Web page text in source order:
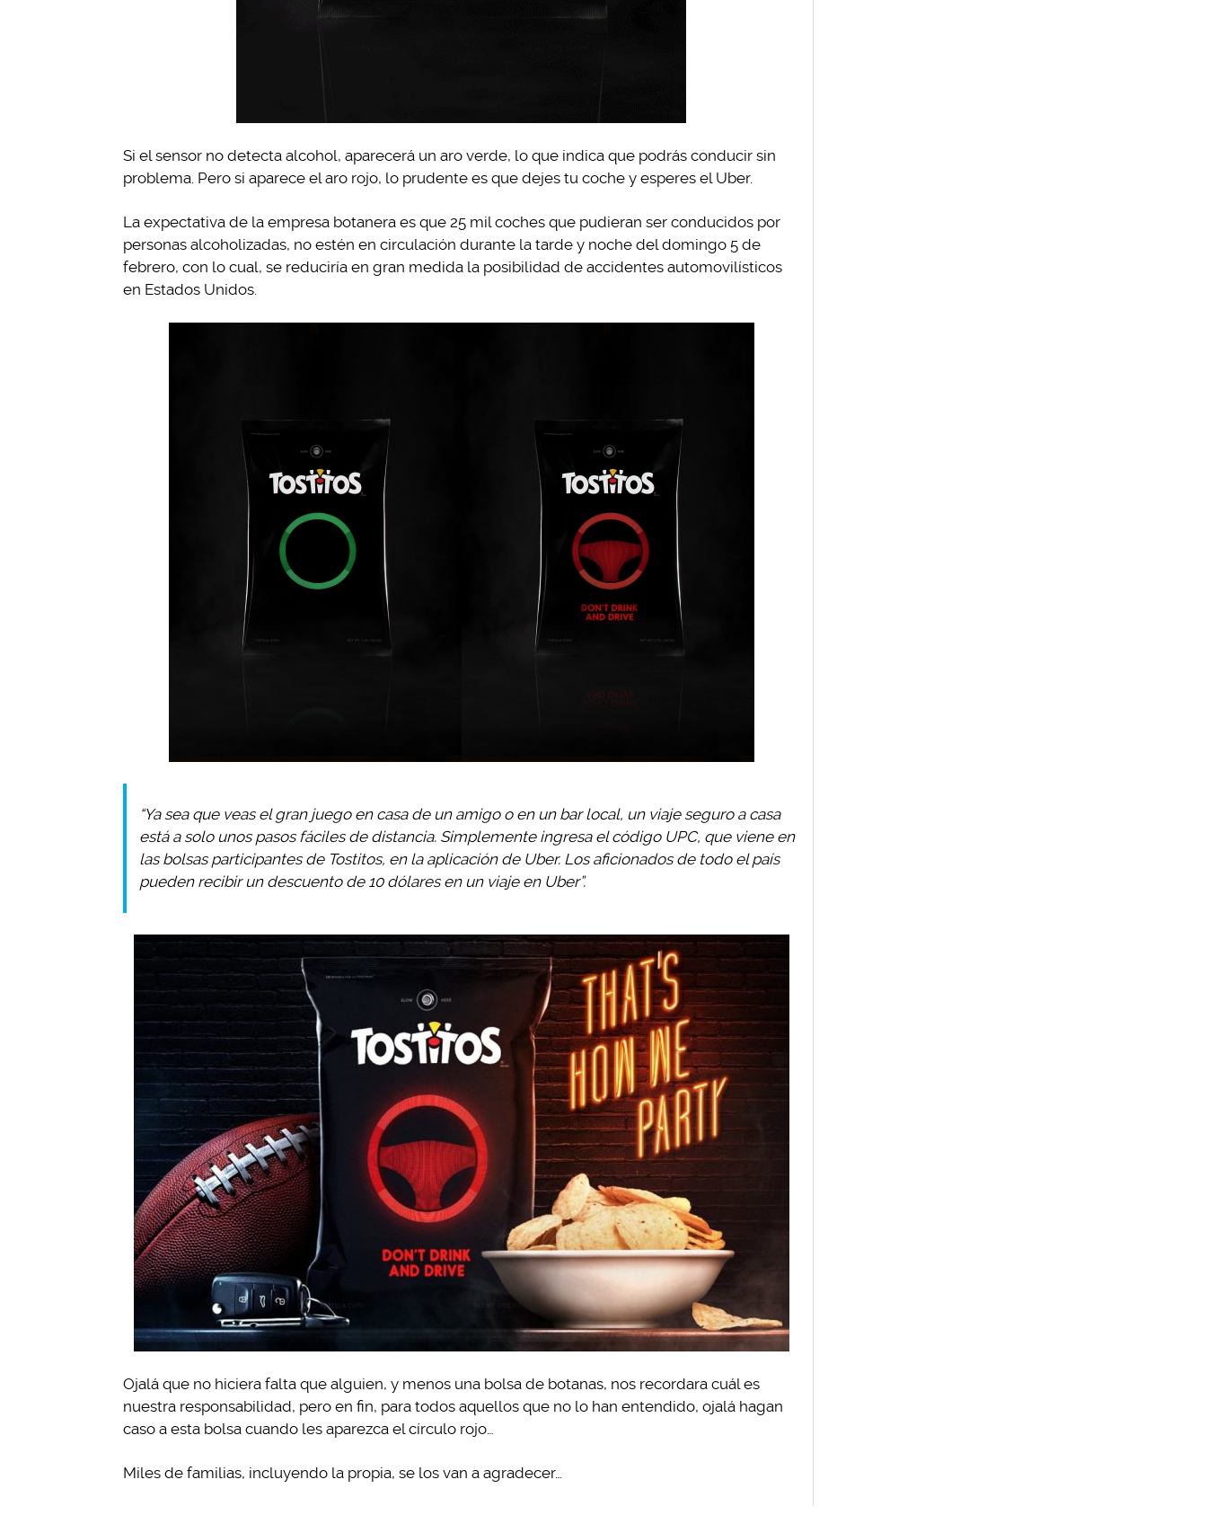
Si el sensor no detecta alcohol, aparecerá un aro verde, lo que indica que podrás conducir sin
problema. Pero si aparece el aro rojo, lo prudente es que dejes tu coche y esperes el Uber.
La expectativa de la empresa botanera es que 25 mil coches que pudieran ser conducidos por
personas alcoholizadas, no estén en circulación durante la tarde y noche del domingo 5 de
febrero, con lo cual, se reduciría en gran medida la posibilidad de accidentes automovilísticos
en Estados Unidos.
“Ya sea que veas el gran juego en casa de un amigo o en un bar local, un viaje seguro a casa
está a solo unos pasos fáciles de distancia. Simplemente ingresa el código UPC, que viene en
las bolsas participantes de Tostitos, en la aplicación de Uber. Los aficionados de todo el país
pueden recibir un descuento de 10 dólares en un viaje en Uber”.
Ojalá que no hiciera falta que alguien, y menos una bolsa de botanas, nos recordara cuál es
nuestra responsabilidad, pero en fin, para todos aquellos que no lo han entendido, ojalá hagan
caso a esta bolsa cuando les aparezca el círculo rojo…
Miles de familias, incluyendo la propia, se los van a agradecer…